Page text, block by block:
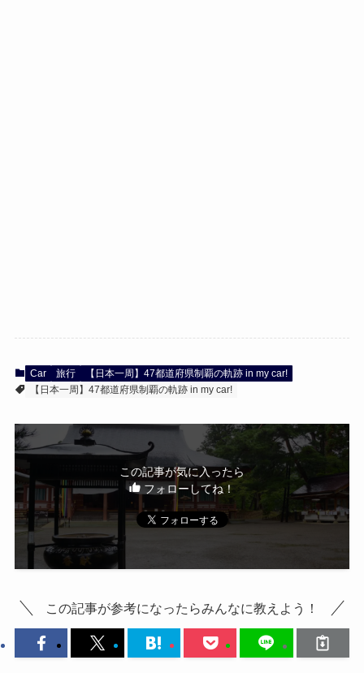
Car 旅行
【日本一周】47都道府県制覇の軌跡 in my car!
【日本一周】47都道府県制覇の軌跡 in my car!
この記事が気に入ったら
フォローしてね！
この記事が参考になったらみんなに教えよう！